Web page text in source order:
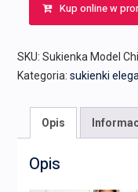
Kup online w
SKU: Sukienka Model
Kategoria: sukienki
Opis
Opis